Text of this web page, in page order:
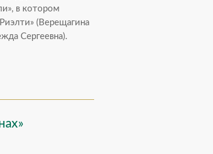
в котором
(Верещагина
Сергеевна).